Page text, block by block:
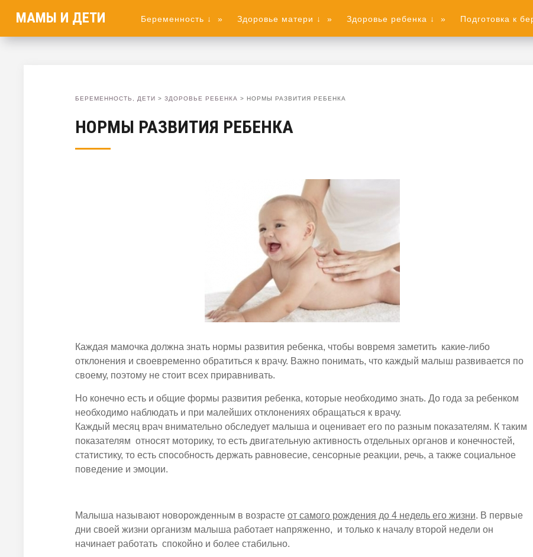
МАМЫ И ДЕТИ Беременность ↓ » Здоровье матери ↓ » Здоровье ребенка ↓ » Подготовка к
БЕРЕМЕННОСТЬ, ДЕТИ > ЗДОРОВЬЕ РЕБЕНКА > НОРМЫ РАЗВИТИЯ РЕБЕНКА
НОРМЫ РАЗВИТИЯ РЕБЕНКА
Каждая мамочка должна знать нормы развития ребенка, чтобы вовремя заметить какие-либо
отклонения и своевременно обратиться к врачу. Важно понимать, что каждый малыш развивается по
своему, поэтому не стоит всех приравнивать.
Но конечно есть и общие формы развития ребенка, которые необходимо знать. До года за ребенком
необходимо наблюдать и при малейших отклонениях обращаться к врачу.
Каждый месяц врач внимательно обследует малыша и оценивает его по разным показателям. К таким
показателям относят моторику, то есть двигательную активность отдельных органов и конечностей,
статистику, то есть способность держать равновесие, сенсорные реакции, речь, а также социальное
поведение и эмоции.
Малыша называют новорожденным в возрасте от самого рождения до 4 недель его жизни. В первые
дни своей жизни организм малыша работает напряженно, и только к началу второй недели он
начинает работать спокойно и более стабильно.